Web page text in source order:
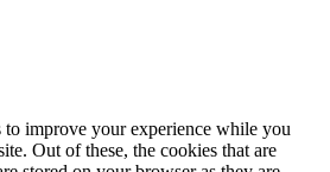
to improve your experience while you
Out of these, the cookies that are